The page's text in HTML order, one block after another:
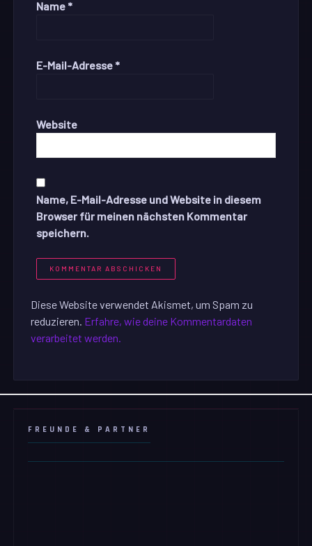
Name *
E-Mail-Adresse *
Website
Name, E-Mail-Adresse und Website in diesem
Browser für meinen nächsten Kommentar
speichern.
Diese Website verwendet Akismet, um Spam zu
reduzieren. Erfahre, wie deine Kommentardaten
verarbeitet werden.
FREUNDE & PARTNER